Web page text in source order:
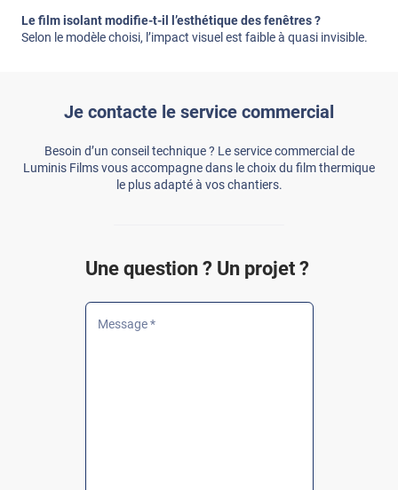
Le film isolant modifie-t-il l’esthétique des fenêtres ?
Selon le modèle choisi, l’impact visuel est faible à quasi invisible.
Je contacte le service commercial
Besoin d’un conseil technique ? Le service commercial de
Luminis Films vous accompagne dans le choix du film thermique
le plus adapté à vos chantiers.
Une question ? Un projet ?
Message *